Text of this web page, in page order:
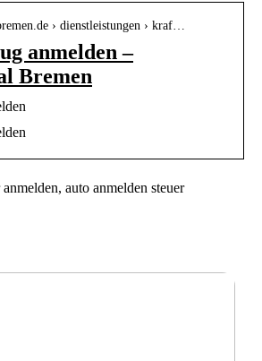
› dienstleistungen › kraf…
anmelden –
Bremen
auto anmelden steuer